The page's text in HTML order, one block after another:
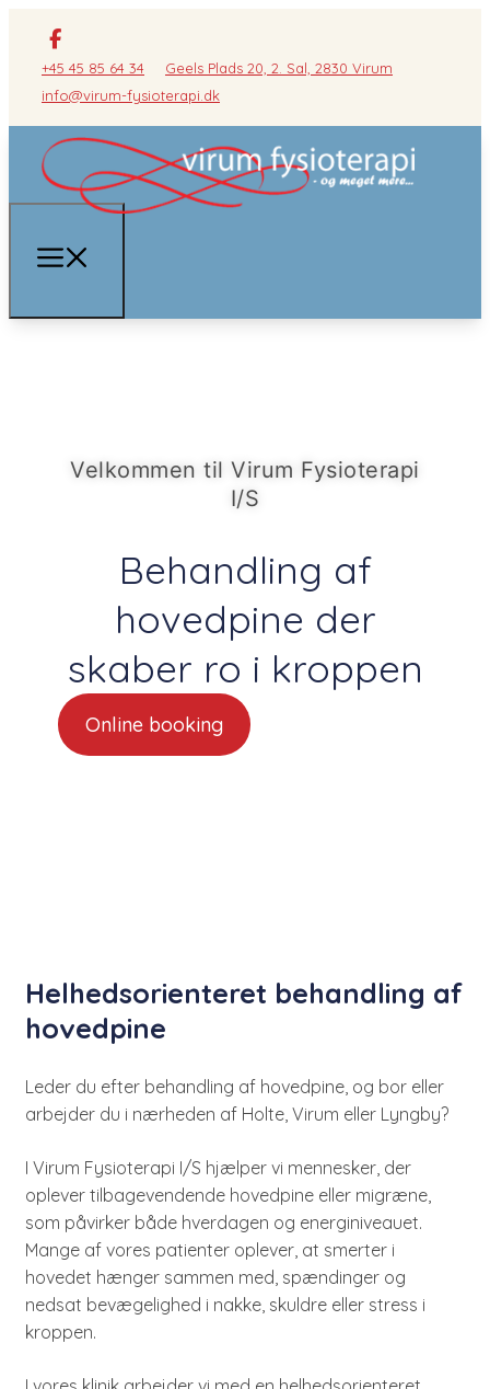
+45 45 85 64 34
Geels Plads 20, 2. Sal, 2830 Virum
info@virum-fysioterapi.dk
Velkommen til Virum Fysioterapi
I/S
Behandling af
hovedpine der
skaber ro i kroppen
Online booking
Helhedsorienteret behandling af
hovedpine
Leder du efter behandling af hovedpine, og bor eller
arbejder du i nærheden af Holte, Virum eller Lyngby?
I Virum Fysioterapi I/S hjælper vi mennesker, der
oplever tilbagevendende hovedpine eller migræne,
som påvirker både hverdagen og energiniveauet.
Mange af vores patienter oplever, at smerter i
hovedet hænger sammen med, spændinger og
nedsat bevægelighed i nakke, skuldre eller stress i
kroppen.